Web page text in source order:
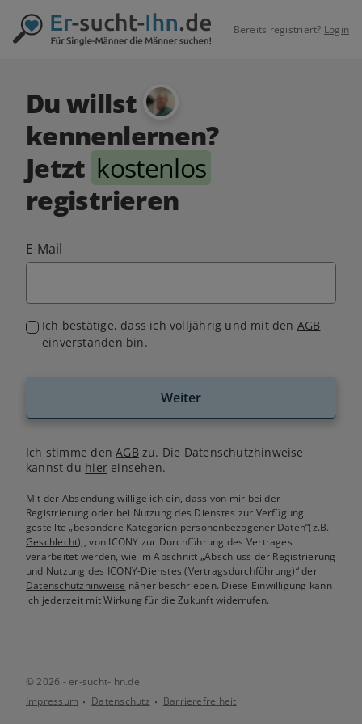
Bereits registriert? Login
Du willst
kennenlernen?
Jetzt kostenlos
registrieren
E-Mail
Ich bestätige, dass ich volljährig und mit den AGB
einverstanden bin.
Weiter
Ich stimme denAGB zu. Die Datenschutzhinweise
kannst du hiereinsehen.
Mit der Absendung willige ich ein, dass von mir bei der
Registrierung oder bei Nutzung des Dienstes zur Verfügung
gestellte„besondere Kategorien personenbezogener Daten“(z.B.
Geschlecht) , von ICONY zur Durchführung des Vertrages
verarbeitet werden, wie im Abschnitt „Abschluss der Registrierung
und Nutzung des ICONY-Dienstes (Vertragsdurchführung)“ der
Datenschutzhinweise näher beschrieben. Diese Einwilligung kann
ich jederzeit mit Wirkung für die Zukunft widerrufen.
© 2026 - er-sucht-ihn.de
Impressum
Datenschutz Barrierefreiheit